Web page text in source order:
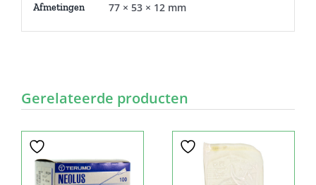
Afmetingen 77 × 53 × 12 mm
Gerelateerde producten